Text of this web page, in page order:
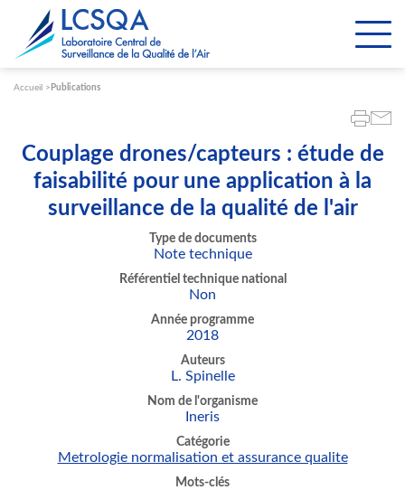
Accueil Publications
Couplage drones/capteurs : étude de
faisabilité pour une application à la
surveillance de la qualité de l'air
Type de documents
Note technique
Référentiel technique national
Non
Année programme
2018
Auteurs
L. Spinelle
Nom de l'organisme
Ineris
Catégorie
Metrologie normalisation et assurance qualite
Mots-clés
Paramétrer les cookies